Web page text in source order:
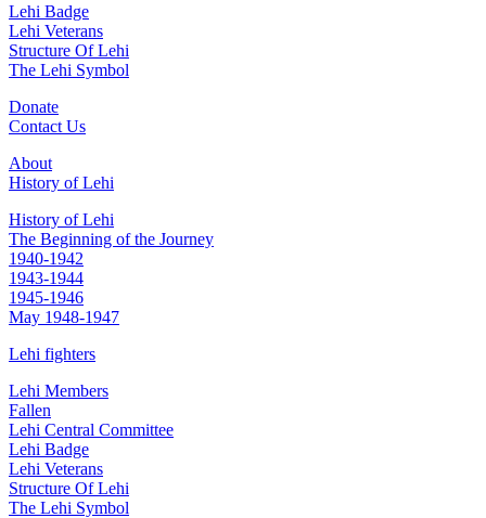
Lehi Badge
Lehi Veterans
Structure Of Lehi
The Lehi Symbol
Donate
Contact Us
About
History of Lehi
History of Lehi
The Beginning of the Journey
1940-1942
1943-1944
1945-1946
May 1948-1947
Lehi fighters
Lehi Members
Fallen
Lehi Central Committee
Lehi Badge
Lehi Veterans
Structure Of Lehi
The Lehi Symbol